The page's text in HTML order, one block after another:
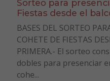
Sorteo para
Fiestas desde el
BASES DEL SORTEO
COHETE DE FIESTAS
PRIMERA.- El sorteo
dobles para presenciar
cohe...